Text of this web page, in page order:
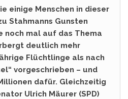
einige Menschen in dieser
Stahmanns Gunsten
noch mal auf das Thema
deutlich mehr
Flüchtlinge als nach
vorgeschrieben – und
dafür. Gleichzeitig
Ulrich Mäurer (SPD)